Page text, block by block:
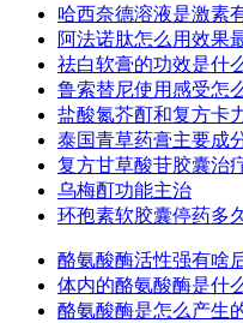
哈西奈德溶液是激素
阿法诺肽怎么用效果
祛白软膏的功效是什
鲁索替尼使用感受怎
盐酸氮芥酊和复方卡
泰国青草药膏主要成
复方甘草酸苷胶囊治
乌梅酊功能主治
环孢素软胶囊停药多
酪氨酸酶活性强有啥
体内的酪氨酸酶是什
酪氨酸酶是怎么产生